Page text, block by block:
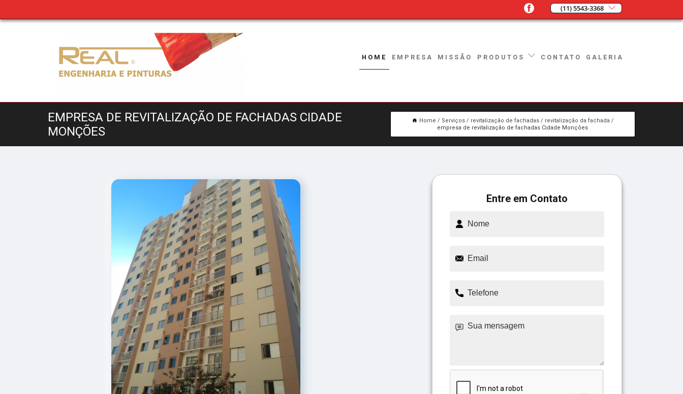
(11) 5543-3368
HOME EMPRESA MISSÃO PRODUTOS CONTATO GALERIA
EMPRESA DE REVITALIZAÇÃO DE FACHADAS CIDADE
MONÇÕES
Home Serviços revitalização de fachadas
revitalização da fachada
empresa de revitalização de fachadas Cidade Monções
Entre em Contato